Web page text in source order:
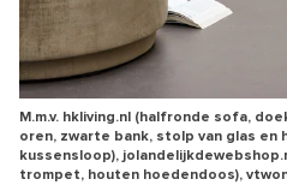
M.m.v. hkliving.nl (halfronde sofa,
oren, zwarte bank, stolp van glas en
kussensloop),
trompet, houten hoedendoos),